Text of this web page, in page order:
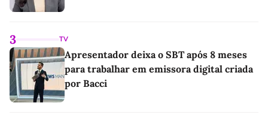
3 TV
Apresentador deixa o SBT após 8 meses
para trabalhar em emissora digital criada
por Bacci